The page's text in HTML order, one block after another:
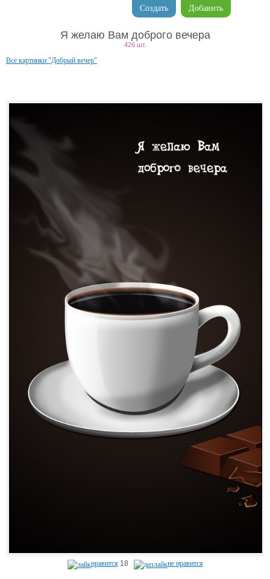
Добавить
Создать
Я желаю Вам доброго вечера
426 шт.
Все картинки "Добрый вечер"
нравится 18 не нравится